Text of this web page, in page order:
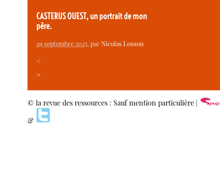
CASTERUS OUEST, un portrait de mon
père.
29 septembre 2025, parNicolas Losson
<
>
© la revue des ressources : Sauf mention particulière |
&